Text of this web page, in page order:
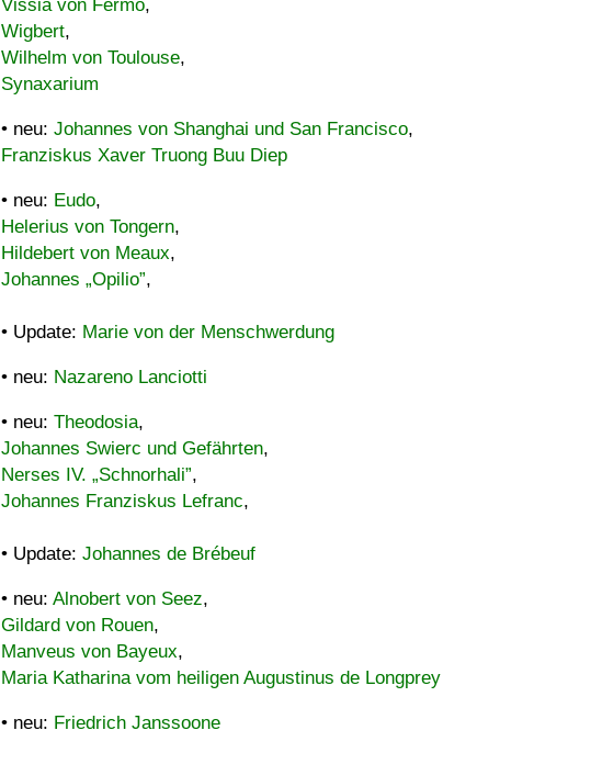
Vissia von Fermo,
Wigbert,
Wilhelm von Toulouse,
Synaxarium
• neu: Johannes von Shanghai und San Francisco,
Franziskus Xaver Truong Buu Diep
• neu: Eudo,
Helerius von Tongern,
Hildebert von Meaux,
Johannes „Opilio”,
• Update: Marie von der Menschwerdung
• neu: Nazareno Lanciotti
• neu: Theodosia,
Johannes Swierc und Gefährten,
Nerses IV. „Schnorhali”,
Johannes Franziskus Lefranc,
• Update: Johannes de Brébeuf
• neu: Alnobert von Seez,
Gildard von Rouen,
Manveus von Bayeux,
Maria Katharina vom heiligen Augustinus de Longprey
• neu: Friedrich Janssoone